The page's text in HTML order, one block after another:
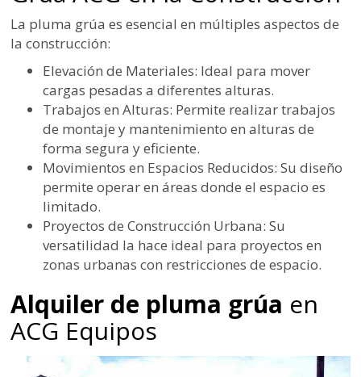
La pluma grúa es esencial en múltiples aspectos de
la construcción:
Elevación de Materiales: Ideal para mover
cargas pesadas a diferentes alturas.
Trabajos en Alturas: Permite realizar trabajos
de montaje y mantenimiento en alturas de
forma segura y eficiente.
Movimientos en Espacios Reducidos: Su diseño
permite operar en áreas donde el espacio es
limitado.
Proyectos de Construcción Urbana: Su
versatilidad la hace ideal para proyectos en
zonas urbanas con restricciones de espacio.
Alquiler de pluma grúa en
ACG Equipos